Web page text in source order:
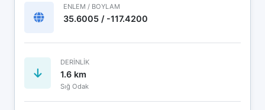
ENLEM / BOYLAM
35.6005 / -117.4200
DERINLIK
1.6 km
Sığ Odak